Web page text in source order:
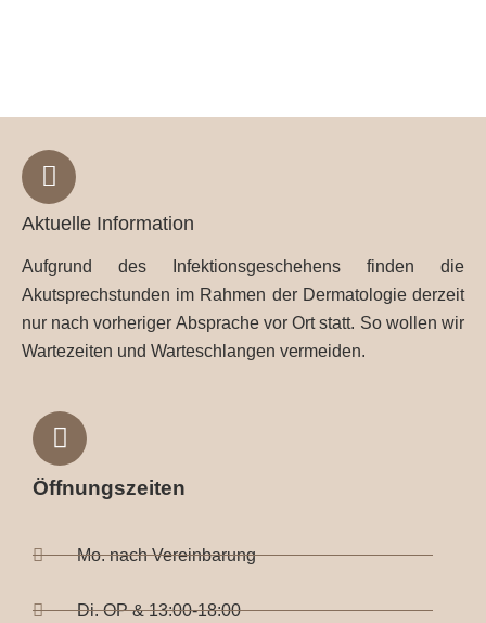
Aktuelle Information
Aufgrund des Infektionsgeschehens finden die
Akutsprechstunden im Rahmen der Dermatologie derzeit
nur nach vorheriger Absprache vor Ort statt. So wollen wir
Wartezeiten und Warteschlangen vermeiden.
Öffnungszeiten
Mo. nach Vereinbarung
Di. OP & 13:00-18:00